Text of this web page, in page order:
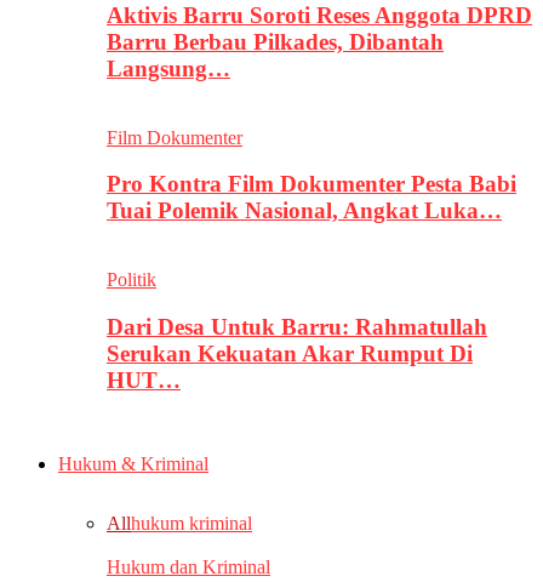
Aktivis Barru Soroti Reses Anggota DPRD
Barru Berbau Pilkades, Dibantah
Langsung…
Film Dokumenter
Pro Kontra Film Dokumenter Pesta Babi
Tuai Polemik Nasional, Angkat Luka…
Politik
Dari Desa Untuk Barru: Rahmatullah
Serukan Kekuatan Akar Rumput Di
HUT…
Hukum & Kriminal
Allhukum kriminal
Hukum dan Kriminal